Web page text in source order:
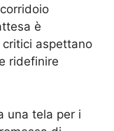
è
aspettano
ridefinire
una tela per i